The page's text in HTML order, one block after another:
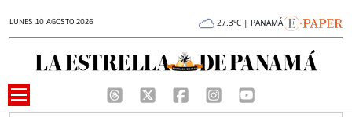
LUNES 10 AGOSTO 2026 27.3°C | PANAMÁ